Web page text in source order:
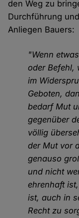
den Weg zu
Durchführung
Anliegen Bauers:
"Wenn
oder Befehl,
im
Geboten,
bedarf Mut
gegenüber
völlig
der Mut vor
genauso
und nicht
ehrenhaft
ist, auch in
Recht zu